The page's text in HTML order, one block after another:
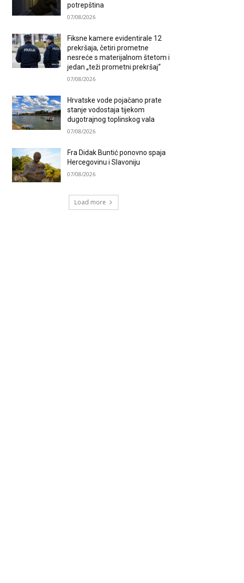
potrepština
07/08/2026
Fiksne kamere evidentirale 12
prekršaja, četiri prometne
nesreće s materijalnom štetom i
jedan „teži prometni prekršaj“
07/08/2026
Hrvatske vode pojačano prate
stanje vodostaja tijekom
dugotrajnog toplinskog vala
07/08/2026
Fra Didak Buntić ponovno spaja
Hercegovinu i Slavoniju
07/08/2026
Load more